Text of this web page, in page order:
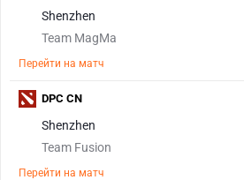
Shenzhen
Team MagMa
Перейти на матч
Shenzhen
Team Fusion
Перейти на матч
DPC CN